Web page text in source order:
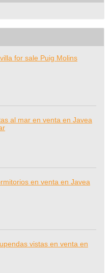
for sale Puig Molins
al mar en venta en Javea
en venta en Javea
vistas en venta en